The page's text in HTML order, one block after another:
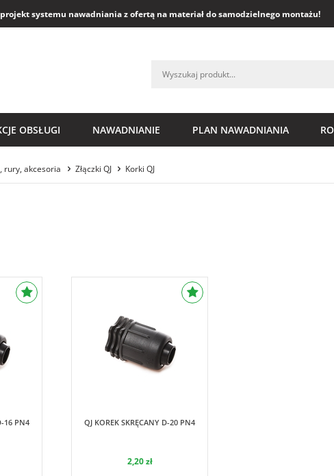
systemu nawadniania z ofertą na materiał do samodzielnego montażu!
OBSŁUGI NAWADNIANIE PLAN NAWADNIANIA
rury, akcesoria Złączki QJ Korki QJ
16 PN4 QJ KOREK SKRĘCANY D-20 PN4
2,20 zł